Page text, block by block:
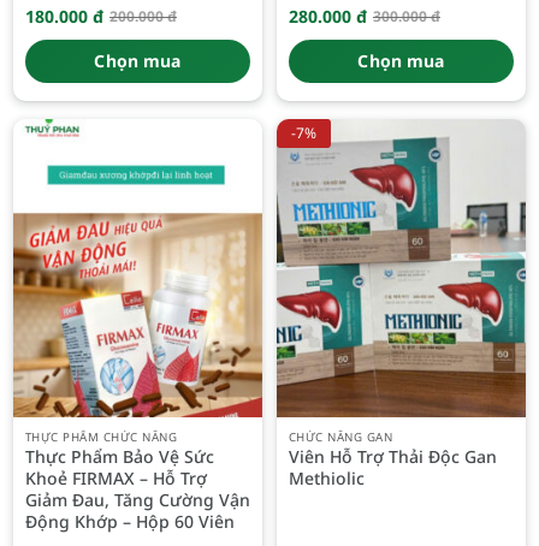
200.000đ
Giá
gốc
là:
200.000 đ.
180.000 đ
Giá
hiện
tại
là:
180.000 đ.
Chọn mua
300.000đ
Giá
gốc
là:
300.000 đ.
280.000 đ
Giá
hiện
tại
là:
280.000 đ.
Chọn mua
THỰC PHẨM CHỨC NĂNG
Thực Phẩm Bảo Vệ Sức
Khoẻ FIRMAX – Hỗ Trợ
Giảm Đau, Tăng Cường Vận
Động Khớp – Hộp 60 Viên
-7%
CHỨC NĂNG GAN
Viên Hỗ Trợ Thải Độc Gan
Methiolic